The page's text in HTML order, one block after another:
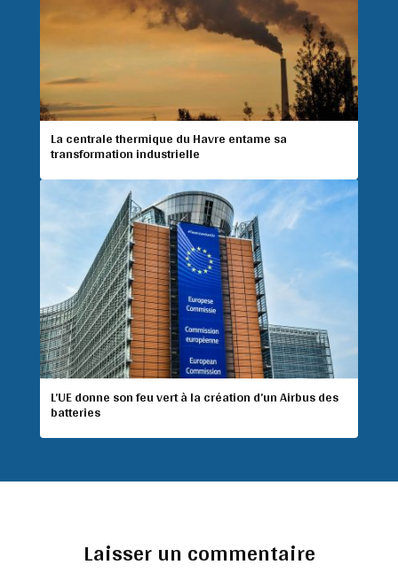
La centrale thermique du Havre entame sa
transformation industrielle
L’UE donne son feu vert à la création d’un Airbus des
batteries
Laisser un commentaire